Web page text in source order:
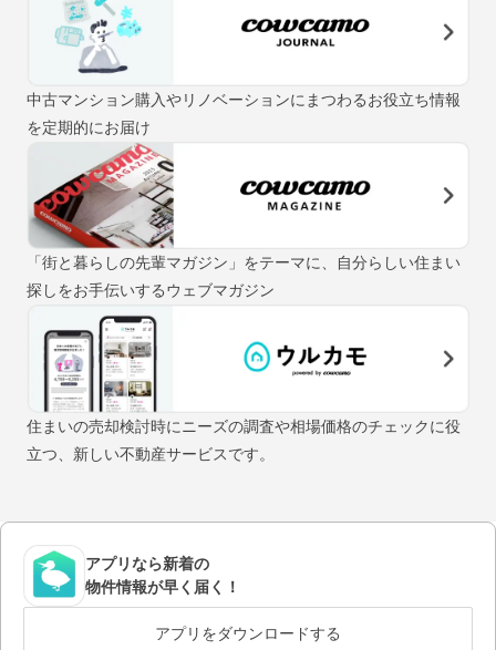
中古マンション購入やリノベーションにまつわるお役立ち情報
を定期的にお届け
「街と暮らしの先輩マガジン」をテーマに、自分らしい住まい
探しをお手伝いするウェブマガジン
住まいの売却検討時にニーズの調査や相場価格のチェックに役
立つ、新しい不動産サービスです。
アプリなら新着の
物件情報が早く届く！
アプリをダウンロードする